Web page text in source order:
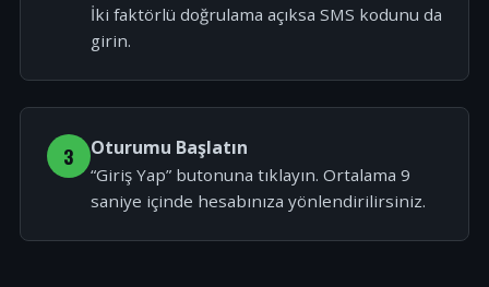
İki faktörlü doğrulama açıksa SMS kodunu da
girin.
3 Oturumu Başlatın
“Giriş Yap” butonuna tıklayın. Ortalama 9
saniye içinde hesabınıza yönlendirilirsiniz.